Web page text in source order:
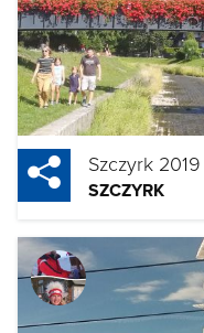
Szczyrk 2019
SZCZYRK